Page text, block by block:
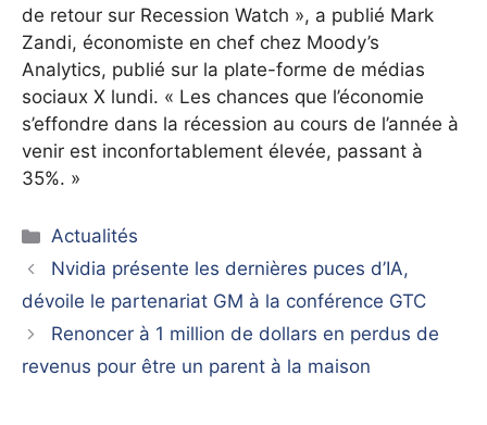
de retour sur Recession Watch », a publié Mark
Zandi, économiste en chef chez Moody’s
Analytics, publié sur la plate-forme de médias
sociaux X lundi. « Les chances que l’économie
s’effondre dans la récession au cours de l’année à
venir est inconfortablement élevée, passant à
35%. »
Catégories
Actualités
Nvidia présente les dernières puces d’IA,
dévoile le partenariat GM à la conférence GTC
Renoncer à 1 million de dollars en perdus de
revenus pour être un parent à la maison